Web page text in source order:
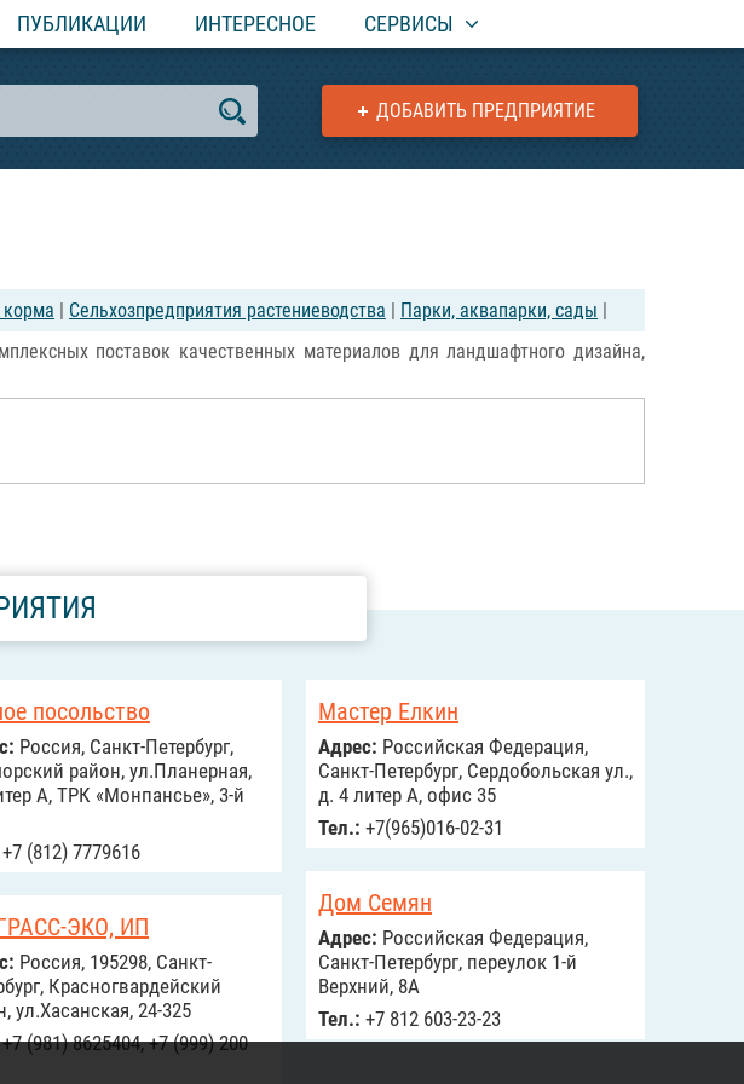
ПУБЛИКАЦИИ ИНТЕРЕСНОЕ СЕРВИСЫ
ДОБАВИТЬ ПРЕДПРИЯТИЕ
| Сельхозпредприятия растениеводства | Парки, аквапарки, сады |
поставок качественных материалов для ландшафтного дизайна,
посольство
Россия, Санкт-Петербург,
район, ул.Планерная,
А, ТРК «Монпансье», 3-й
+7 (812) 7779616
Мастер Елкин
Адрес: Российcкая Федерация,
Санкт-Петербург, Сердобольская ул.,
д. 4 литер А, офис 35
Тел.: +7(965)016-02-31
Дом Семян
Адрес: Российcкая Федерация,
Санкт-Петербург, переулок 1-й
Верхний, 8А
Тел.: +7 812 603-23-23
ЭКО, ИП
Россия, 195298, Санкт-
Красногвардейский
ул.Хасанская, 24-325
(981) 8625404, +7 (999) 200